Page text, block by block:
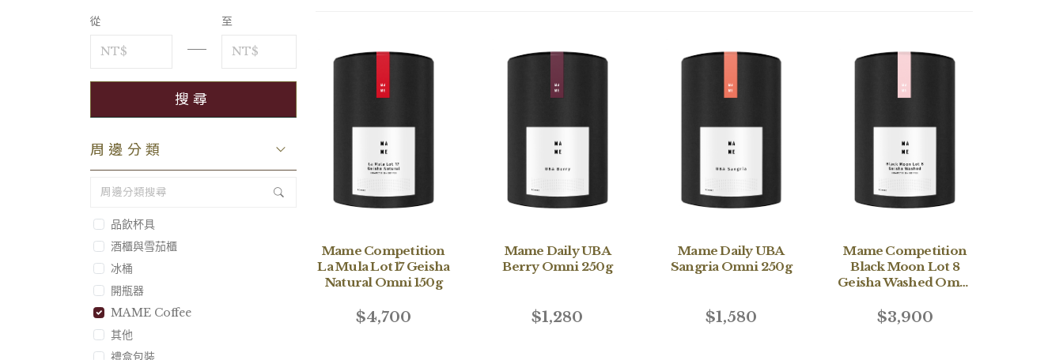
從 至
周邊分類
品飲杯具
酒櫃與雪茄櫃
冰桶
開瓶器
MAME Coffee
其他
禮盒包裝
Mame Competition
La Mula Lot 17 Geisha
Natural Omni 150g
$4,700
Mame Daily UBA
Berry Omni 250g
$1,280
Mame Daily UBA
Sangria Omni 250g
$1,580
Mame Competition
Black Moon Lot 8
Geisha Washed Omni
$3,900